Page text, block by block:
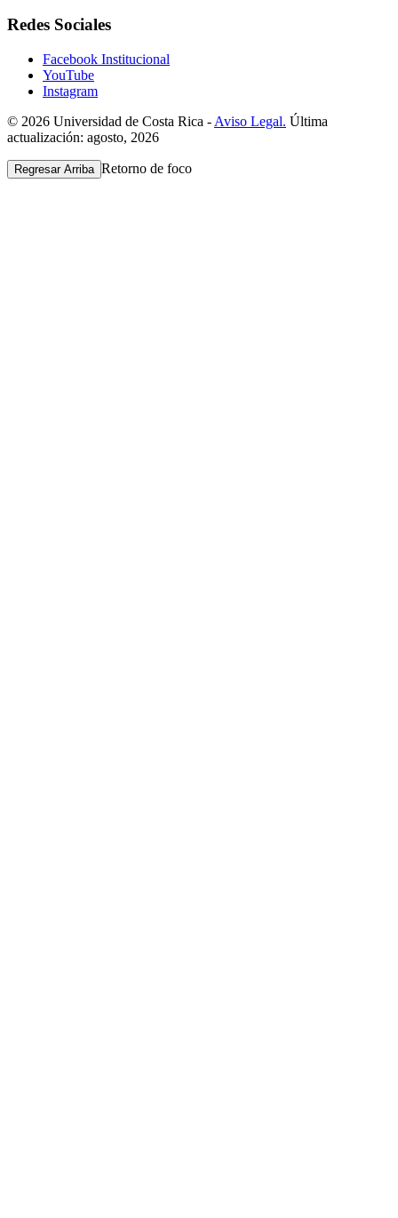
Redes Sociales
Facebook Institucional
YouTube
Instagram
© 2026 Universidad de Costa Rica - Aviso Legal. Última
actualización: agosto, 2026
Regresar Arriba Retorno de foco